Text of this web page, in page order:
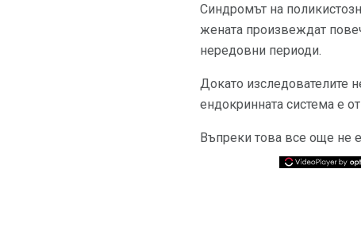
Синдромът на
жената произвеждат
нередовни периоди.
Докато изследователите
ендокринната система е
Въпреки това все още не